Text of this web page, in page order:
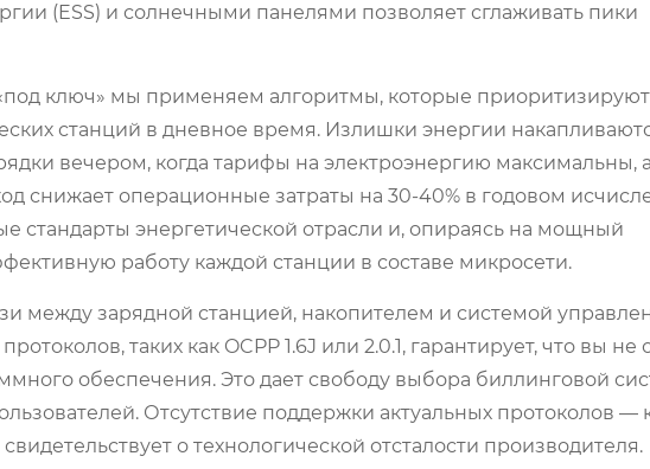
(ESS) и солнечными панелями позволяет сглаживать пики
ключ» мы применяем алгоритмы, которые приоритизируют
станций в дневное время. Излишки энергии
вечером, когда тарифы на электроэнергию максимальны, а
снижает операционные затраты на 30-40% в годовом
стандарты энергетической отрасли и, опираясь на мощный
работу каждой станции в составе микросети.
между зарядной станцией, накопителем и системой
таких как OCPP 1.6J или 2.0.1, гарантирует, что вы не
обеспечения. Это дает свободу выбора биллинговой
Отсутствие поддержки актуальных протоколов —
о технологической отсталости производителя.